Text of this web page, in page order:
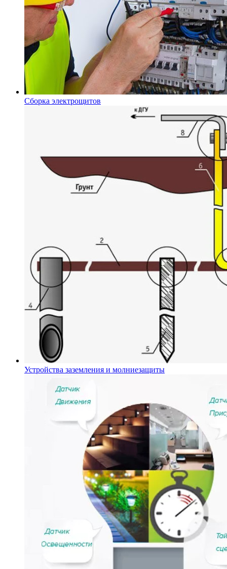
Сборка электрощитов
Устройства заземления и молниезащиты